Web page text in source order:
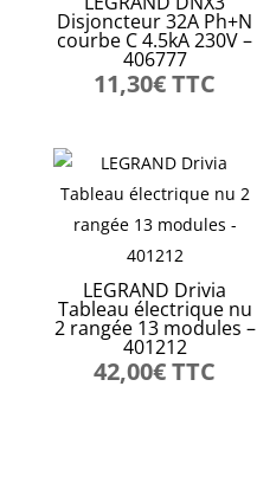
Disjoncteur 32A Ph+N
courbe C 4.5kA 230V –
406777
11,30€TTC
LEGRAND Drivia
Tableau électrique nu
2 rangée 13 modules –
401212
42,00€TTC